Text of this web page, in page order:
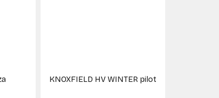
KNOXFIELD HV WINTER pilot